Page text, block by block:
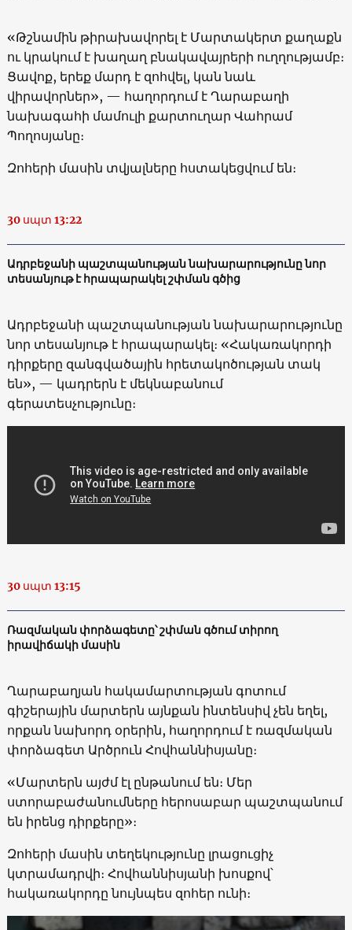
«Թշնամին թիրախավորել է Մարտակերտ քաղաքն
ու կրակում է խաղաղ բնակավայրերի ուղղությամբ։
Ցավոք, երեք մարդ է զոհվել, կան նաև
վիրավորներ», — հաղորդում է Ղարաբաղի
նախագահի մամուլի քարտուղար Վահրամ
Պողոսյանը։
Զոհերի մասին տվյալները հստակեցվում են։
30 սպտ 13:22
Ադրբեջանի պաշտպանության նախարարությունը նոր
տեսանյութ է հրապարակել շփման գծից
Ադրբեջանի պաշտպանության նախարարությունը
նոր տեսանյութ է հրապարակել։ «Հակառակորդի
դիրքերը զանգվածային հրետակոծության տակ
են», — կադրերն է մեկնաբանում
գերատեսչությունը։
30 սպտ 13:15
Ռազմական փորձագետը՝ շփման գծում տիրող
իրավիճակի մասին
Ղարաբաղյան հակամարտության գոտում
գիշերային մարտերն այնքան ինտենսիվ չեն եղել,
որքան նախորդ օրերին, հաղորդում է ռազմական
փորձագետ Արծրուն Հովհաննիսյանը։
«Մարտերն այժմ էլ ընթանում են։ Մեր
ստորաբաժանումները հերոսաբար պաշտպանում
են իրենց դիրքերը»։
Զոհերի մասին տեղեկությունը լրացուցիչ
կտրամադրվի։ Հովհաննիսյանի խոսքով՝
հակառակորդը նույնպես զոհեր ունի։